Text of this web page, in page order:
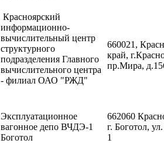
Красноярский
информационно-
вычислительный центр
структурного
подразделения Главного
вычислительного центра
- филиал ОАО "РЖД"
660021,
край,
пр.Мира,
Эксплуатационное
вагонное депо ВЧДЭ-1
Боготол
662060
г. Боготол,
1